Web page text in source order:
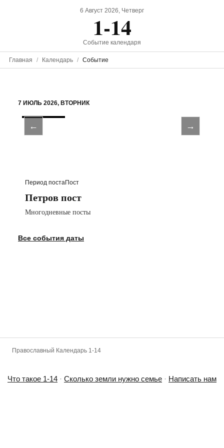
6 Август 2026, Четверг
1-14
Событие календаря
Главная Календарь Событие
7 ИЮЛЬ 2026, ВТОРНИК
Фотореалистичное изображение, Петров пост,
← →
Период постаПост
Петров пост
Многодневные посты
Все события даты
Православный Календарь 1-14
Что такое 1-14 · Сколько земли нужно семье · Написать нам